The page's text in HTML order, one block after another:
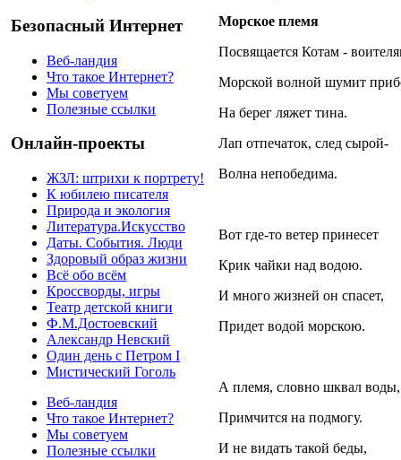
Безопасный Интернет
Веб-ландия
Что такое Интернет?
Мы советуем
Полезные ссылки
Онлайн-проекты
ЖЗЛ: штрихи к портрету!
К юбилею писателя
Природа и экология
Литература.Искусство
Даты. События. Люди
Здоровый образ жизни
Всё обо всём
Кроссворды, игры
Театр детской книги
Ф.М.Достоевский
Александр Невский
Один день с Петром I
Мистический Гоголь
Веб-ландия
Что такое Интернет?
Мы советуем
Полезные ссылки
Морское племя
Посвящается Котам -
Морской волной шумит
На берег ляжет тина.
Лап отпечаток, след сырой-
Волна непобедима.
Вот где-то ветер принесет
Крик чайки над водою.
И много жизней он спасет,
Придет водой морскою.
А племя, словно шквал воды,
Примчится на подмогу.
И не видать такой беды,